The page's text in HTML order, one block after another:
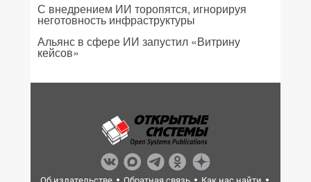
С внедрением ИИ торопятся, игнорируя
неготовность инфраструктуры
Альянс в сфере ИИ запустил «Витрину
кейсов»